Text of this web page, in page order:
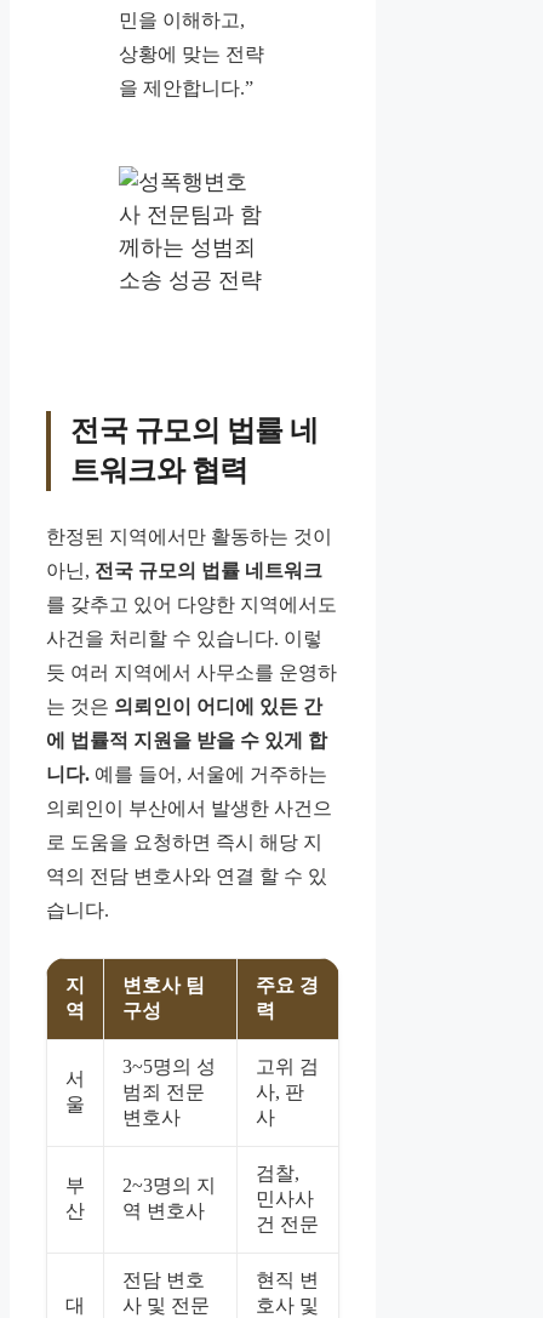
민을 이해하고,
상황에 맞는 전략
을 제안합니다.”
전국 규모의 법률 네
트워크와 협력
한정된 지역에서만 활동하는 것이
아닌, 전국 규모의 법률 네트워크
를 갖추고 있어 다양한 지역에서도
사건을 처리할 수 있습니다. 이렇
듯 여러 지역에서 사무소를 운영하
는 것은 의뢰인이 어디에 있든 간
에 법률적 지원을 받을 수 있게 합
니다. 예를 들어, 서울에 거주하는
의뢰인이 부산에서 발생한 사건으
로 도움을 요청하면 즉시 해당 지
역의 전담 변호사와 연결 할 수 있
습니다.
지
역
변호사 팀
구성
주요 경
력
서
울
3~5명의 성
범죄 전문
변호사
고위 검
사, 판
사
부
산
2~3명의 지
역 변호사
검찰,
민사사
건 전문
대
전담 변호
사 및 전문
현직 변
호사 및